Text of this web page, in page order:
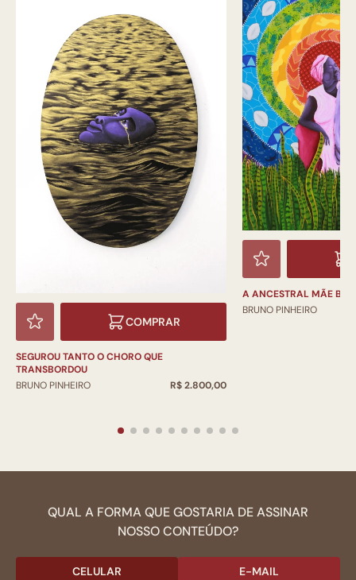
COMPRAR
SEGUROU TANTO O CHORO QUE
TRANSBORDOU
BRUNO PINHEIRO
R$ 2.800,00
A ANCESTRAL MÃE
BRUNO PINHEIRO
QUAL A FORMA QUE GOSTARIA DE ASSINAR
NOSSO CONTEÚDO?
CELULAR E-MAIL